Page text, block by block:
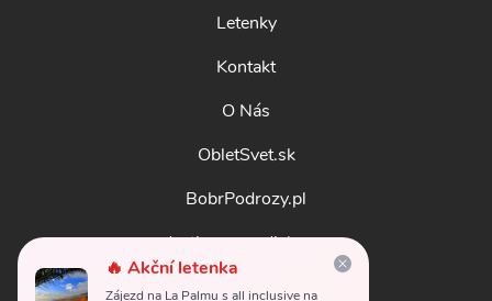
🔥 Akční letenka
Zájezd na La Palmu s all inclusive na
Letenky
Kontakt
O Nás
ObletSvet.sk
BobrPodrozy.pl
destinosmundiales.es
guidadestinazioni.it